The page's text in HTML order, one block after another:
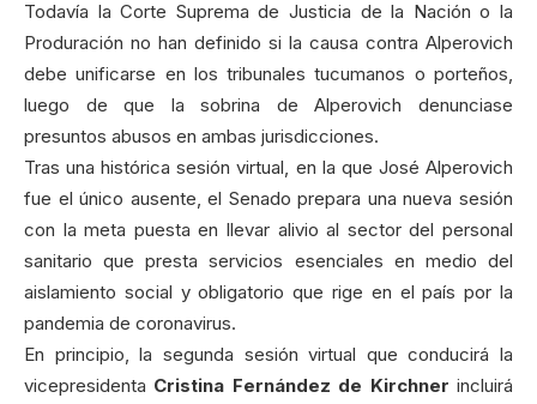
Todavía la Corte Suprema de Justicia de la Nación o la
Produración no han definido si la causa contra Alperovich
debe unificarse en los tribunales tucumanos o porteños,
luego de que la sobrina de Alperovich denunciase
presuntos abusos en ambas jurisdicciones.
Tras una histórica sesión virtual, en la que José Alperovich
fue el único ausente, el Senado prepara una nueva sesión
con la meta puesta en llevar alivio al sector del personal
sanitario que presta servicios esenciales en medio del
aislamiento social y obligatorio que rige en el país por la
pandemia de coronavirus.
En principio, la segunda sesión virtual que conducirá la
vicepresidenta Cristina Fernández de Kirchnerincluirá